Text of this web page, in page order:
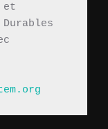
et